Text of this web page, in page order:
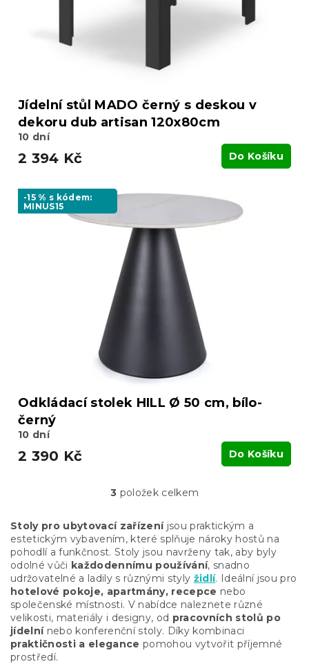
Jídelní stůl MADO černý s deskou v
dekoru dub artisan 120x80cm
10 dní
2 394 Kč Do Košíku
-15 % s kódem:
MINUS15
Odkládací stolek HILL Ø 50 cm, bílo-
černý
10 dní
2 390 Kč Do Košíku
O
l
á
d
a
c
í
p
r
v
k
3 položek celkem
Stoly pro ubytovací zařízeníjsou praktickým a
estetickým vybavením, které splňuje nároky hostů na
pohodlí a funkčnost. Stoly jsou navrženy tak, aby byly
odolné vůči každodennímu používání, snadno
udržovatelné a ladily s různými styly židlí. Ideální jsou pro
hotelové pokoje, apartmány, recepce nebo
společenské místnosti. V nabídce naleznete různé
velikosti, materiály i designy, od pracovních stolů po
jídelnínebo konferenční stoly. Díky kombinaci
praktičnosti a elegance pomohou vytvořit příjemné
prostředí.